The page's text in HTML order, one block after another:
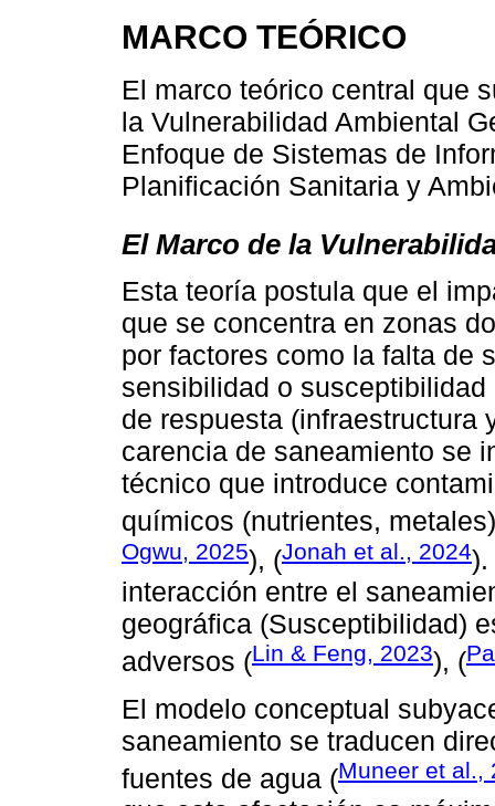
MARCO TEÓRICO
El marco teórico central que
la Vulnerabilidad Ambiental
Enfoque de Sistemas de
Planificación Sanitaria y
El Marco de la
Esta teoría postula que el
que se concentra en zonas
por factores como la falta de
sensibilidad o
de respuesta (infraestructura
carencia de saneamiento se
técnico que introduce
químicos (nutrientes,
Ogwu, 2025), (Jonah et al., 2024).
interacción entre el
geográfica (Susceptibilidad)
adversos (Lin & Feng, 2023), (
El modelo conceptual
saneamiento se traducen
fuentes de agua (Muneer et al.,